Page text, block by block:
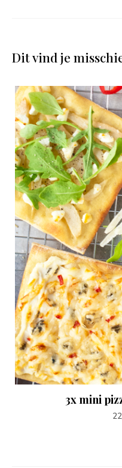
Dit vind je
3x mini